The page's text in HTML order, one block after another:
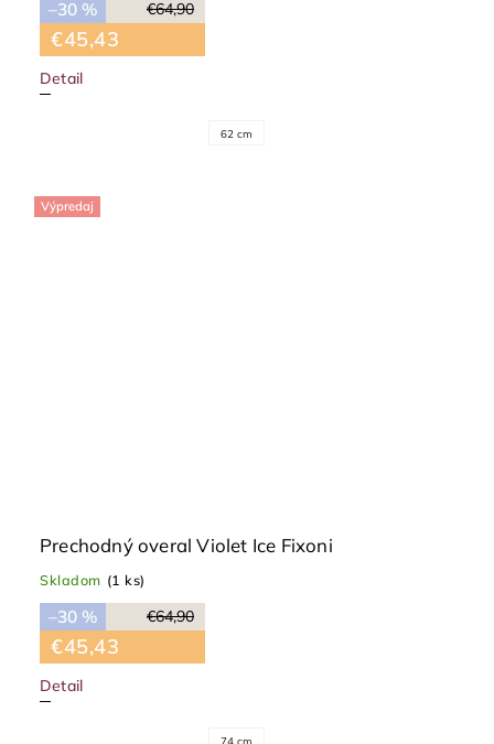
€64,90
–30 %
€45,43
Detail
62 cm
Výpredaj
Prechodný overal Violet Ice Fixoni
Skladom (1 ks)
€64,90
–30 %
€45,43
Detail
74 cm